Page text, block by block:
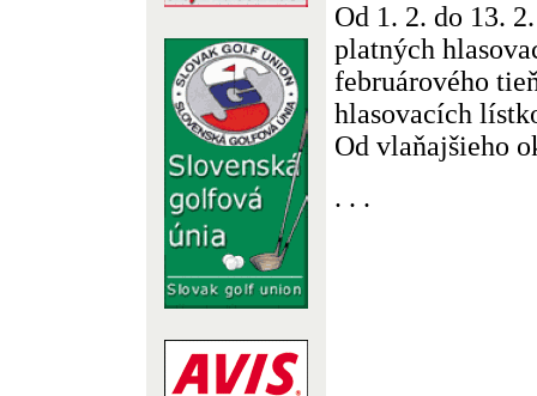
Od 1. 2. do 13.
platných
februárového
hlasovacích
Od vlaňajšieho
. . .